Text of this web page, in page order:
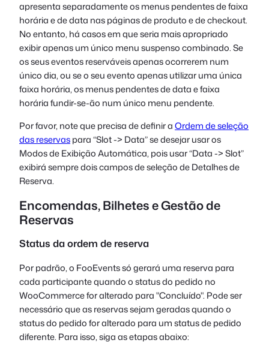
apresenta separadamente os menus pendentes de faixa
horária e de data nas páginas de produto e de checkout.
No entanto, há casos em que seria mais apropriado
exibir apenas um único menu suspenso combinado. Se
os seus eventos reserváveis apenas ocorrerem num
único dia, ou se o seu evento apenas utilizar uma única
faixa horária, os menus pendentes de data e faixa
horária fundir-se-ão num único menu pendente.
Por favor, note que precisa de definir aOrdem de seleção
das reservaspara “Slot -> Data” se desejar usar os
Modos de Exibição Automática, pois usar “Data -> Slot”
exibirá sempre dois campos de seleção de Detalhes de
Reserva.
Encomendas, Bilhetes e Gestão de
Reservas
Status da ordem de reserva
Por padrão, o FooEvents só gerará uma reserva para
cada participante quando o status do pedido no
WooCommerce for alterado para "Concluído". Pode ser
necessário que as reservas sejam geradas quando o
status do pedido for alterado para um status de pedido
diferente. Para isso, siga as etapas abaixo: